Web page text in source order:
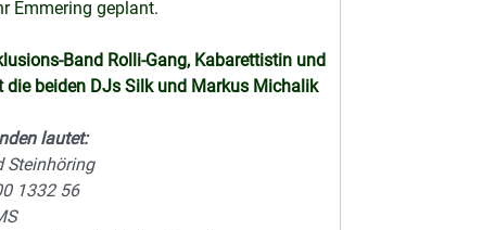
Emmering geplant.
Band Rolli-Gang, Kabarettistin und
die beiden DJs Silk und Markus Michalik
lautet:
Steinhöring
1332 56